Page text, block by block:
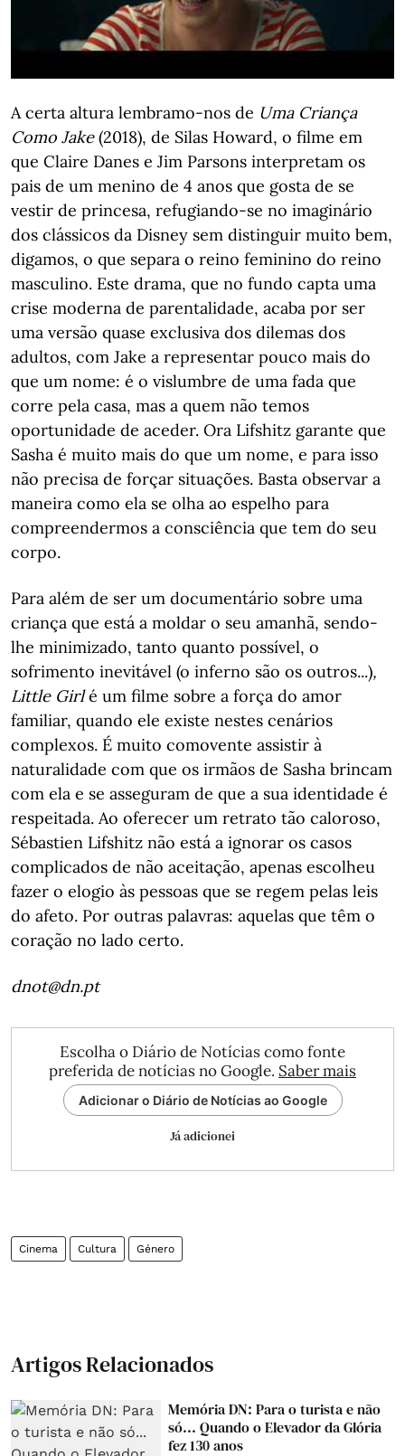
A certa altura lembramo-nos de Uma Criança
Como Jake(2018), de Silas Howard, o filme em
que Claire Danes e Jim Parsons interpretam os
pais de um menino de 4 anos que gosta de se
vestir de princesa, refugiando-se no imaginário
dos clássicos da Disney sem distinguir muito bem,
digamos, o que separa o reino feminino do reino
masculino. Este drama, que no fundo capta uma
crise moderna de parentalidade, acaba por ser
uma versão quase exclusiva dos dilemas dos
adultos, com Jake a representar pouco mais do
que um nome: é o vislumbre de uma fada que
corre pela casa, mas a quem não temos
oportunidade de aceder. Ora Lifshitz garante que
Sasha é muito mais do que um nome, e para isso
não precisa de forçar situações. Basta observar a
maneira como ela se olha ao espelho para
compreendermos a consciência que tem do seu
corpo.
Para além de ser um documentário sobre uma
criança que está a moldar o seu amanhã, sendo-
lhe minimizado, tanto quanto possível, o
sofrimento inevitável (o inferno são os outros...),
Little Girlé um filme sobre a força do amor
familiar, quando ele existe nestes cenários
complexos. É muito comovente assistir à
naturalidade com que os irmãos de Sasha brincam
com ela e se asseguram de que a sua identidade é
respeitada. Ao oferecer um retrato tão caloroso,
Sébastien Lifshitz não está a ignorar os casos
complicados de não aceitação, apenas escolheu
fazer o elogio às pessoas que se regem pelas leis
do afeto. Por outras palavras: aquelas que têm o
coração no lado certo.
dnot@dn.pt
Escolha o Diário de Notícias como fonte
preferida de notícias no Google. Saber mais
Adicionar o Diário de Notícias ao Google
Já adicionei
Cinema Cultura Género
Artigos Relacionados
Memória DN: Para o turista e não
só... Quando o Elevador da Glória
fez 130 anos